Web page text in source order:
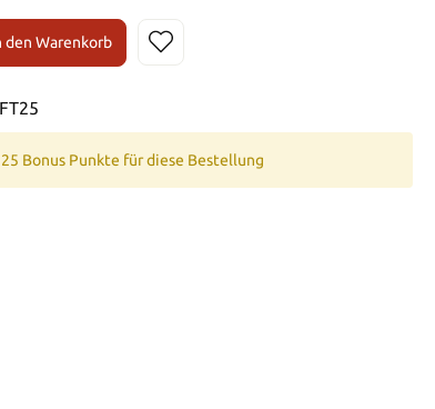
den Warenkorb
Bonus Punkte für diese Bestellung